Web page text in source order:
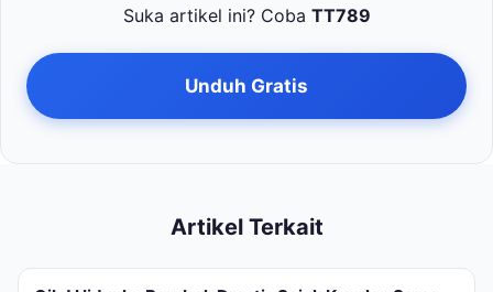
Suka artikel ini? Coba TT789
Unduh Gratis
Artikel Terkait